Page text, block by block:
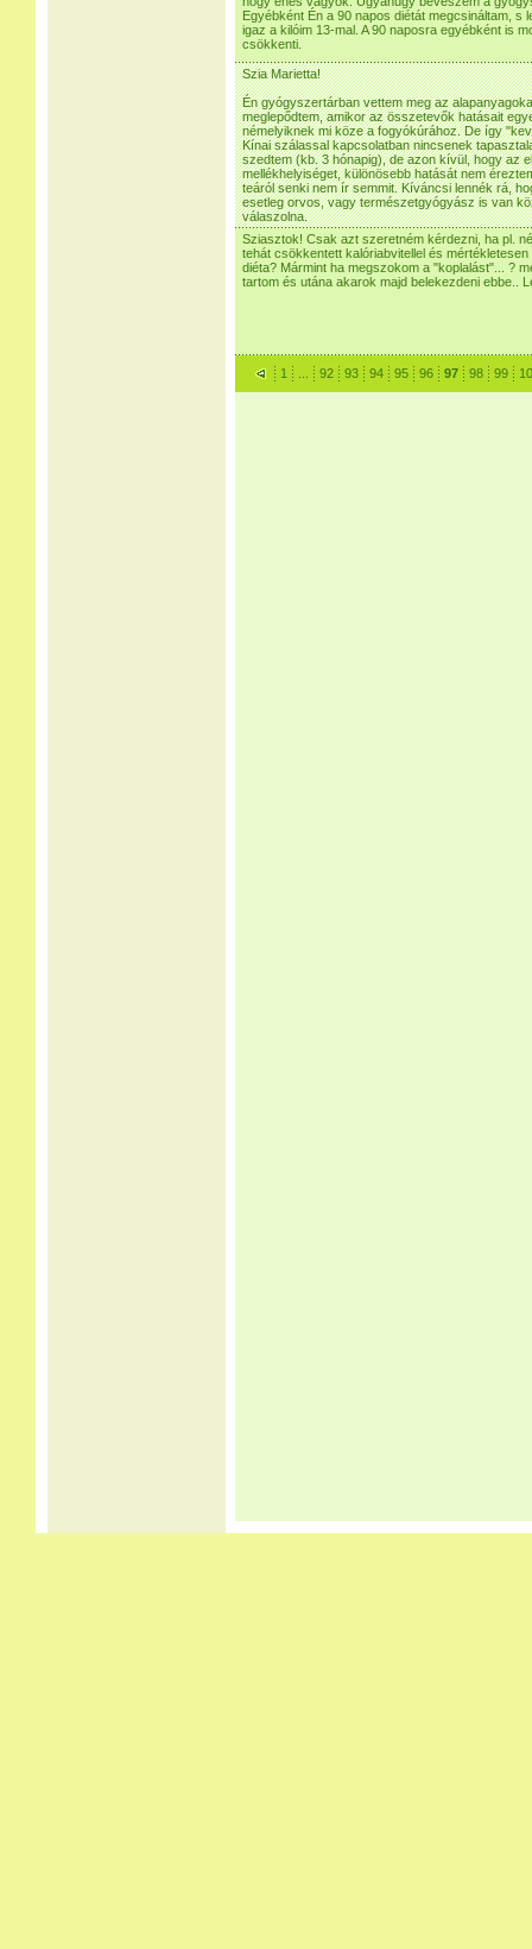
Egyébként Én a 90 napos diétát megcsináltam,
igaz a kilóim 13-mal. A 90 naposra egyébként is
csökkenti.
Szia Marietta!
Én gyógyszertárban vettem meg az
meglepődtem, amikor az összetevők hatásait
némelyiknek mi köze a fogyókúrához. De így
Kínai szálassal kapcsolatban nincsenek
szedtem (kb. 3 hónapig), de azon kívül, hogy az
mellékhelyiséget, különösebb hatását nem
teáról senki nem ír semmit. Kíváncsi lennék rá,
esetleg orvos, vagy természetgyógyász is van
válaszolna.
Sziasztok! Csak azt szeretném kérdezni, ha pl.
tehát csökkentett kalóriabvitellel és
diéta? Mármint ha megszokom a "koplalást"... ?
tartom és utána akarok majd belekezdeni ebbe..
1 92 93 94 95 96 97 98 99